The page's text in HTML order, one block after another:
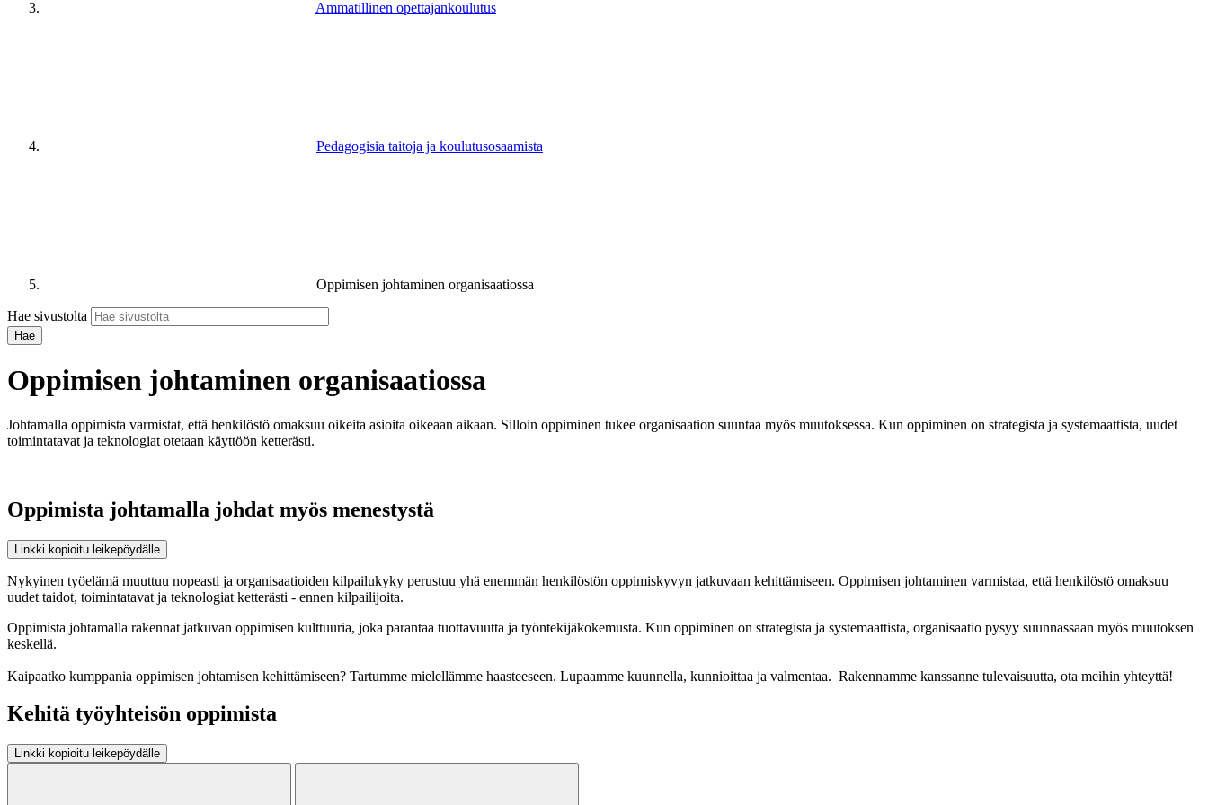
Ammatillinen opettajankoulutus
Pedagogisia taitoja ja koulutusosaamista
Oppimisen johtaminen organisaatiossa
Hae sivustolta
Oppimisen johtaminen organisaatiossa
Johtamalla oppimista varmistat, että henkilöstö omaksuu oikeita asioita oikeaan aikaan. Silloin oppiminen tukee organisaation suuntaa myös muutoksessa. Kun oppiminen on strategista ja systemaattista, uudet
toimintatavat ja teknologiat otetaan käyttöön ketterästi.
Oppimista johtamalla johdat myös menestystä
Linkki kopioitu leikepöydälle
Nykyinen työelämä muuttuu nopeasti ja organisaatioiden kilpailukyky perustuu yhä enemmän henkilöstön oppimiskyvyn jatkuvaan kehittämiseen. Oppimisen johtaminen varmistaa, että henkilöstö omaksuu
uudet taidot, toimintatavat ja teknologiat ketterästi - ennen kilpailijoita.
Oppimista johtamalla rakennat jatkuvan oppimisen kulttuuria, joka parantaa tuottavuutta ja työntekijäkokemusta. Kun oppiminen on strategista ja systemaattista, organisaatio pysyy suunnassaan myös muutoksen
keskellä.
Kaipaatko kumppania oppimisen johtamisen kehittämiseen? Tartumme mielellämme haasteeseen. Lupaamme kuunnella, kunnioittaa ja valmentaa. Rakennamme kanssanne tulevaisuutta, ota meihin yhteyttä!
Kehitä työyhteisön oppimista
Linkki kopioitu leikepöydälle